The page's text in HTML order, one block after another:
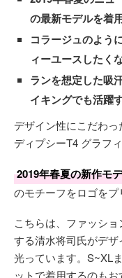
の最新モデルを着
コラージュのよう
ィーユースしたく
ランを想定した吸
イキングでも活躍す
デザイン性にこだわ
ディプシーT4 グラフ
2019年春夏の新作モ
のモチーフをロゴをプ
こちらは、ファッシ
する清水将司氏がデ
光っています。S~XL